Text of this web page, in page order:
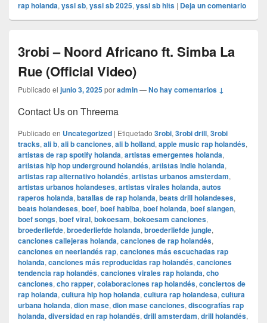
rap holanda, yssi sb, yssi sb 2025, yssi sb hits | Deja un comentario
3robi – Noord Africano ft. Simba La
Rue (Official Video)
Publicado el junio 3, 2025poradmin—No hay comentarios ↓
Contact Us on Threema
Publicado en Uncategorized | Etiquetado 3robi, 3robi drill, 3robi
tracks, ali b, ali b canciones, ali b holland, apple music rap holandés,
artistas de rap spotify holanda, artistas emergentes holanda,
artistas hip hop underground holandés, artistas indie holanda,
artistas rap alternativo holandés, artistas urbanos amsterdam,
artistas urbanos holandeses, artistas virales holanda, autos
raperos holanda, batallas de rap holanda, beats drill holandeses,
beats holandeses, boef, boef habiba, boef holanda, boef slangen,
boef songs, boef viral, bokoesam, bokoesam canciones,
broederliefde, broederliefde holanda, broederliefde jungle,
canciones callejeras holanda, canciones de rap holandés,
canciones en neerlandés rap, canciones más escuchadas rap
holanda, canciones más reproducidas rap holandés, canciones
tendencia rap holandés, canciones virales rap holanda, cho
canciones, cho rapper, colaboraciones rap holandés, conciertos de
rap holanda, cultura hip hop holanda, cultura rap holandesa, cultura
urbana holanda, dion mase, dion mase canciones, discografías rap
holanda, diversidad en rap holandés, drill amsterdam, drill holandés,